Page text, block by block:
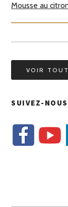
Mousse au
VOIR
SUIVEZ-